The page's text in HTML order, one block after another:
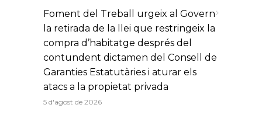
Foment del Treball urgeix al Govern
la retirada de la llei que restringeix la
compra d’habitatge després del
contundent dictamen del Consell de
Garanties Estatutàries i aturar els
atacs a la propietat privada
5 d'agost de 2026